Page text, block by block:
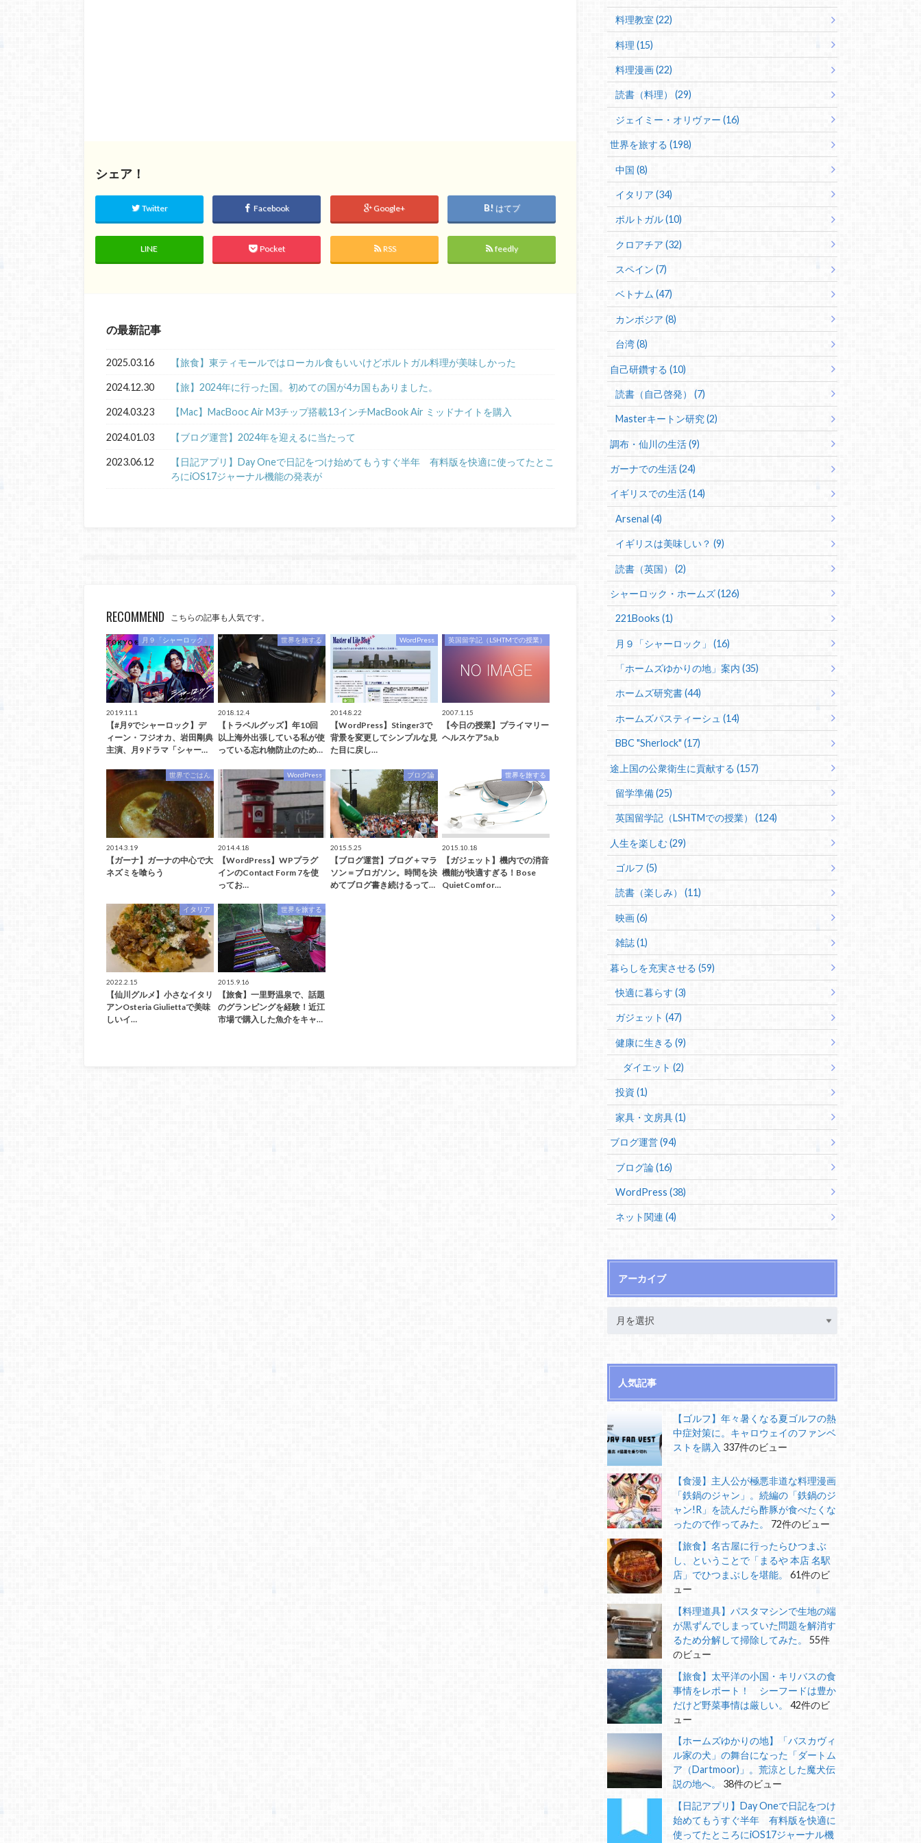
シェア！
Twitter Facebook Google+ はてブ
LINE Pocket RSS feedly
の最新記事
2025.03.16 【旅食】東ティモールではローカル食もいいけどポルトガル料理が美味しかった
2024.12.30 【旅】2024年に行った国。初めての国が4カ国もありました。
2024.03.23 【Mac】MacBooc Air M3チップ搭載13インチMacBook Air ミッドナイトを購入
2024.01.03 【ブログ運営】2024年を迎えるに当たって
2023.06.12
【日記アプリ】Day Oneで日記をつけ始めてもうすぐ半年 有料版を快適に使ってたとこ
ろにiOS17ジャーナル機能の発表が
RECOMMEND こちらの記事も人気です。
月９「シャーロック」
2019.11.1
【#月9でシャーロック】デ
ィーン・フジオカ、岩田剛典
主演、月9ドラマ「シャー…
世界を旅する
2018.12.4
【トラベルグッズ】年10回
以上海外出張している私が使
っている忘れ物防止のため…
WordPress
2014.8.22
【WordPress】Stinger3で
背景を変更してシンプルな見
た目に戻し…
英国留学記（LSHTMでの授業）
2007.1.15
【今日の授業】プライマリー
ヘルスケア5a,b
世界でごはん
2014.3.19
【ガーナ】ガーナの中心で大
ネズミを喰らう
WordPress
2014.4.18
【WordPress】WPプラグ
インのContact Form 7を使
ってお…
ブログ論
2015.5.25
【ブログ運営】ブログ＋マラ
ソン＝ブロガソン。時間を決
めてブログ書き続けるって…
世界を旅する
2015.10.18
【ガジェット】機内での消音
機能が快適すぎる！Bose
QuietComfor…
イタリア
2022.2.15
【仙川グルメ】小さなイタリ
アンOsteria Giuliettaで美味
しいイ…
世界を旅する
2015.9.16
【旅食】一里野温泉で、話題
のグランピングを経験！近江
市場で購入した魚介をキャ…
料理教室 (22)
料理 (15)
料理漫画 (22)
読書（料理） (29)
ジェイミー・オリヴァー (16)
世界を旅する (198)
中国 (8)
イタリア (34)
ポルトガル (10)
クロアチア (32)
スペイン (7)
ベトナム (47)
カンボジア (8)
台湾 (8)
自己研鑽する (10)
読書（自己啓発） (7)
Masterキートン研究 (2)
調布・仙川の生活 (9)
ガーナでの生活 (24)
イギリスでの生活 (14)
Arsenal (4)
イギリスは美味しい？ (9)
読書（英国） (2)
シャーロック・ホームズ (126)
221Books (1)
月９「シャーロック」 (16)
「ホームズゆかりの地」案内 (35)
ホームズ研究書 (44)
ホームズパスティーシュ (14)
BBC "Sherlock" (17)
途上国の公衆衛生に貢献する (157)
留学準備 (25)
英国留学記（LSHTMでの授業） (124)
人生を楽しむ (29)
ゴルフ (5)
読書（楽しみ） (11)
映画 (6)
雑誌 (1)
暮らしを充実させる (59)
快適に暮らす (3)
ガジェット (47)
健康に生きる (9)
ダイエット (2)
投資 (1)
家具・文房具 (1)
ブログ運営 (94)
ブログ論 (16)
WordPress (38)
ネット関連 (4)
アーカイブ
人気記事
【ゴルフ】年々暑くなる夏ゴルフの熱
中症対策に。キャロウェイのファンベ
ストを購入 337件のビュー
【食漫】主人公が極悪非道な料理漫画
「鉄鍋のジャン」。続編の「鉄鍋のジ
ャン!R」を読んだら酢豚が食べたくな
ったので作ってみた。
72件のビュー
【旅食】名古屋に行ったらひつまぶ
し、ということで「まるや 本店 名駅
店」でひつまぶしを堪能。
61件のビ
ュー
【料理道具】パスタマシンで生地の端
が黒ずんでしまっていた問題を解消す
るため分解して掃除してみた。
55件
のビュー
【旅食】太平洋の小国・キリバスの食
事情をレポート！ シーフードは豊か
だけど野菜事情は厳しい。
42件のビ
ュー
【ホームズゆかりの地】「バスカヴィ
ル家の犬」の舞台になった「ダートム
ア（Dartmoor)」。荒涼とした魔犬伝
説の地へ。
38件のビュー
【日記アプリ】Day Oneで日記をつけ
始めてもうすぐ半年 有料版を快適に
使ってたところにiOS17ジャーナル機